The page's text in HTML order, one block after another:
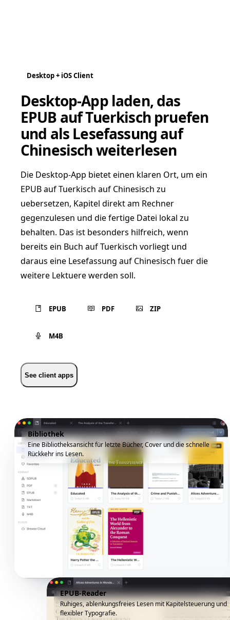
Desktop + iOS Client
Desktop-App laden, das
EPUB auf Tuerkisch pruefen
und als Lesefassung auf
Chinesisch weiterlesen
Die Desktop-App bietet einen klaren Ort, um ein
EPUB auf Tuerkisch auf Chinesisch zu
uebersetzen, Kapitel direkt am Rechner
gegenzulesen und die fertige Datei lokal zu
behalten. Das ist besonders hilfreich, wenn
bereits ein Buch auf Tuerkisch vorliegt und
daraus eine Lesefassung auf Chinesisch fuer die
weitere Lektuere werden soll.
EPUB PDF ZIP
M4B
See client apps
Bibliothek
Eine Bibliotheksansicht für letzte Bücher, Cover und die schnelle
Rückkehr ins Lesen.
EPUB-Reader
Ruhiges, ablenkungsfreies Lesen mit Kapitelsteuerung und
flexibler Typografie.